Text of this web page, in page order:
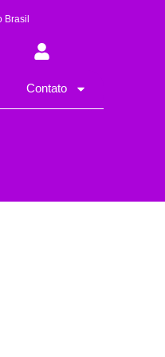
Contato
Brasil